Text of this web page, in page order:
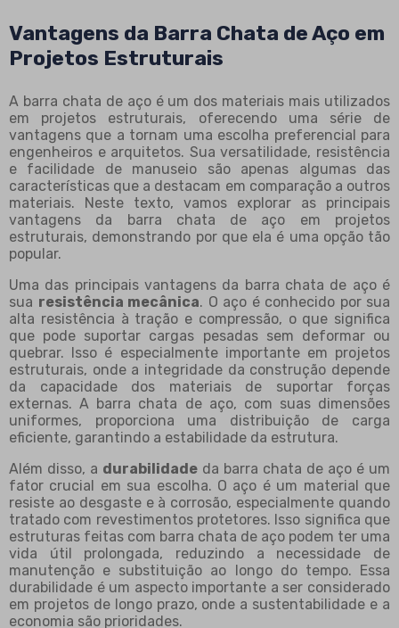
Vantagens da Barra Chata de Aço em
Projetos Estruturais
A barra chata de aço é um dos materiais mais utilizados
em projetos estruturais, oferecendo uma série de
vantagens que a tornam uma escolha preferencial para
engenheiros e arquitetos. Sua versatilidade, resistência
e facilidade de manuseio são apenas algumas das
características que a destacam em comparação a outros
materiais. Neste texto, vamos explorar as principais
vantagens da barra chata de aço em projetos
estruturais, demonstrando por que ela é uma opção tão
popular.
Uma das principais vantagens da barra chata de aço é
sua resistência mecânica. O aço é conhecido por sua
alta resistência à tração e compressão, o que significa
que pode suportar cargas pesadas sem deformar ou
quebrar. Isso é especialmente importante em projetos
estruturais, onde a integridade da construção depende
da capacidade dos materiais de suportar forças
externas. A barra chata de aço, com suas dimensões
uniformes, proporciona uma distribuição de carga
eficiente, garantindo a estabilidade da estrutura.
Além disso, a durabilidade da barra chata de aço é um
fator crucial em sua escolha. O aço é um material que
resiste ao desgaste e à corrosão, especialmente quando
tratado com revestimentos protetores. Isso significa que
estruturas feitas com barra chata de aço podem ter uma
vida útil prolongada, reduzindo a necessidade de
manutenção e substituição ao longo do tempo. Essa
durabilidade é um aspecto importante a ser considerado
em projetos de longo prazo, onde a sustentabilidade e a
economia são prioridades.